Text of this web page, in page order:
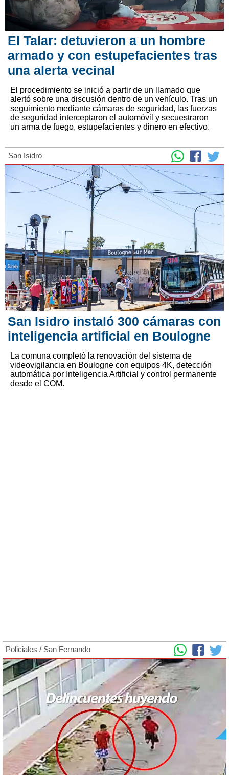
El Talar: detuvieron a un hombre
armado y con estupefacientes tras
una alerta vecinal
El procedimiento se inició a partir de un llamado que
alertó sobre una discusión dentro de un vehículo. Tras un
seguimiento mediante cámaras de seguridad, las fuerzas
de seguridad interceptaron el automóvil y secuestraron
un arma de fuego, estupefacientes y dinero en efectivo.
San Isidro
San Isidro instaló 300 cámaras con
inteligencia artificial en Boulogne
La comuna completó la renovación del sistema de
videovigilancia en Boulogne con equipos 4K, detección
automática por Inteligencia Artificial y control permanente
desde el COM.
Policiales / San Fernando